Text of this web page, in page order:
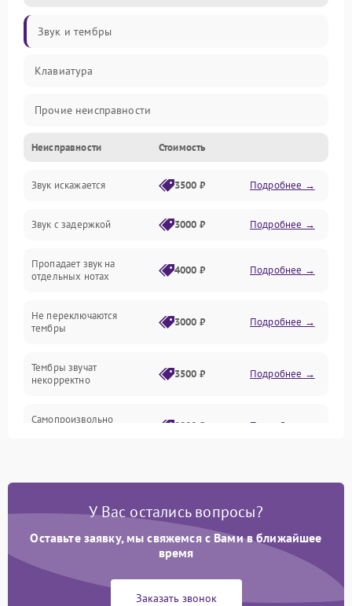
Звук и тембры
Клавиатура
Прочие неисправности
Включение и работа
Управление и электроника
Подключения и интерфейсы
Педали и стойка
Аудио
Оптика
Неисправности Стоимость
Звук искажается 3500 ₽ Подробнее →
Звук с задержкой 3000 ₽ Подробнее →
Пропадает звук на
отдельных нотах
4000 ₽ Подробнее →
Не переключаются
тембры
3000 ₽ Подробнее →
Тембры звучат
некорректно
3500 ₽ Подробнее →
Самопроизвольно
2800 ₽ Подробнее →
У Вас остались вопросы?
Оставьте заявку, мы свяжемся с Вами в ближайшее
время
Заказать звонок